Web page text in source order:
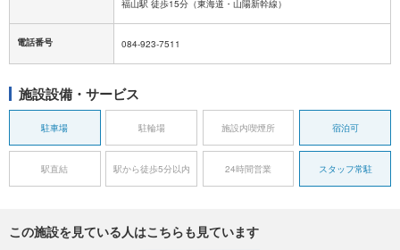
福山駅 徒歩15分（東海道・山陽新幹線）
電話番号 084-923-7511
施設設備・サービス
駐車場 駐輪場 施設内喫煙所 宿泊可
駅直結 駅から徒歩5分以内 24時間営業 スタッフ常駐
この施設を見ている人はこちらも見ています